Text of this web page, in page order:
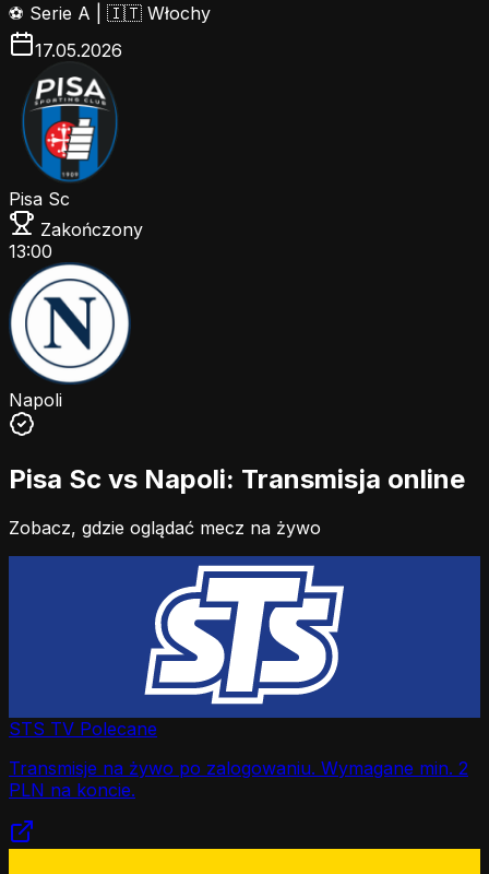
⚽ Serie A
🇮🇹 Włochy
17.05.2026
Pisa Sc
Zakończony
13:00
Napoli
Pisa Sc vs Napoli: Transmisja online
Zobacz, gdzie oglądać mecz na żywo
STS TV Polecane
Transmisje na żywo po zalogowaniu. Wymagane min. 2
PLN na koncie.